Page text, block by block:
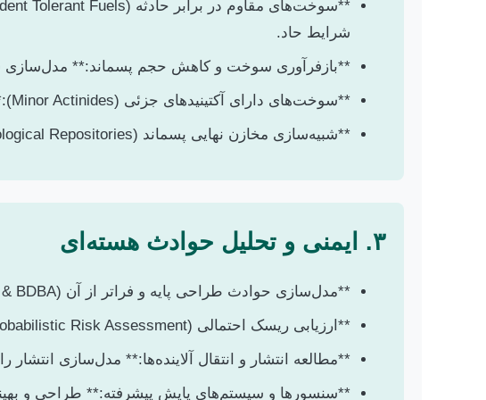
شرایط حاد.
**بازفرآوری سوخت و کاهش حجم پسماند:** مدل‌سازی
**سوخت‌های دارای آکتینیدهای جزئی (Minor Actinides):** امکان‌سنجی استفاده از آکتینیدهای جزئی در راکتورها برای کاهش طول عمر پسماند.
**شبیه‌سازی مخازن نهایی پسماند (Geological Repositories):** تحلیل انتقال حرارت و نوکلیدهای رادیواکتیو در مخازن دائمی.
۳. ایمنی و تحلیل حوادث هسته‌ای
**مدل‌سازی حوادث طراحی پایه و فراتر از آن (DBA & BDBA):** تحلیل سناریوهای مختلف حادثه (مانند LOCA، LOFA).
**ارزیابی ریسک احتمالی (PRA – Probabilistic Risk Assessment):** توسعه مدل‌های PRA برای راکتورهای جدید یا موجود.
**مطالعه انتشار و انتقال آلاینده‌ها:** مدل‌سازی انتشار
**سنسورها و سیستم‌های پایش پیشرفته:** طراحی و